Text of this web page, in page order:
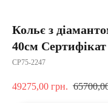
Кольє з
40см
CP75-2247
49275,00 грн.